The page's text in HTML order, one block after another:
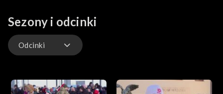
Sezony i odcinki
Odcinki